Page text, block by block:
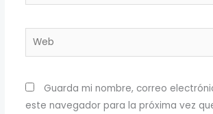
Web
Guarda mi nombre, correo
este navegador para la próxima vez